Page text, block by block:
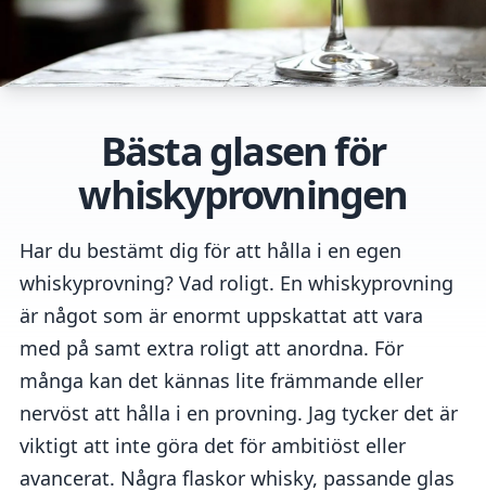
Bästa glasen för
whiskyprovningen
Har du bestämt dig för att hålla i en egen
whiskyprovning? Vad roligt. En whiskyprovning
är något som är enormt uppskattat att vara
med på samt extra roligt att anordna. För
många kan det kännas lite främmande eller
nervöst att hålla i en provning. Jag tycker det är
viktigt att inte göra det för ambitiöst eller
avancerat. Några flaskor whisky, passande glas